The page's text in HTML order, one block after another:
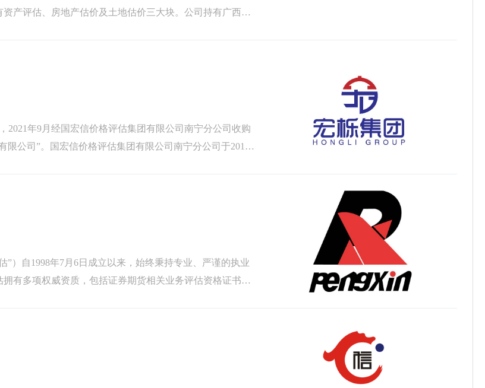
产评估、房地产估价及土地估价三大块。公司持有广西壮
2021年9月经国宏信价格评估集团有限公司南宁分公司收购
限公司”。国宏信价格评估集团有限公司南宁分公司于2013
）自1998年7月6日成立以来，始终秉持专业、严谨的执业
有多项权威资质，包括证券期货相关业务评估资格证书、